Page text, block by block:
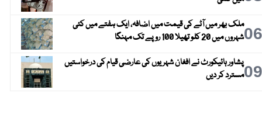
06ملک بھر میں آٹے کی قیمت میں اضافہ، ایک ہفتے میں کئی
شہروں میں 20 کلو تھیلا 100 روپے تک مہنگا
09پشاور ہائیکورٹ نے افغان شہریوں کی عارضی قیام کی درخواستیں
مسترد کر دیں